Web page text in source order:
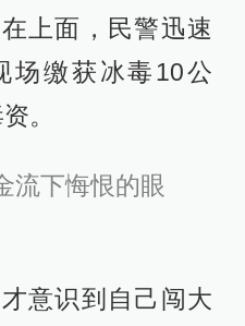
上面，民警迅速
场缴获冰毒10公
。
流下悔恨的眼
意识到自己闯大